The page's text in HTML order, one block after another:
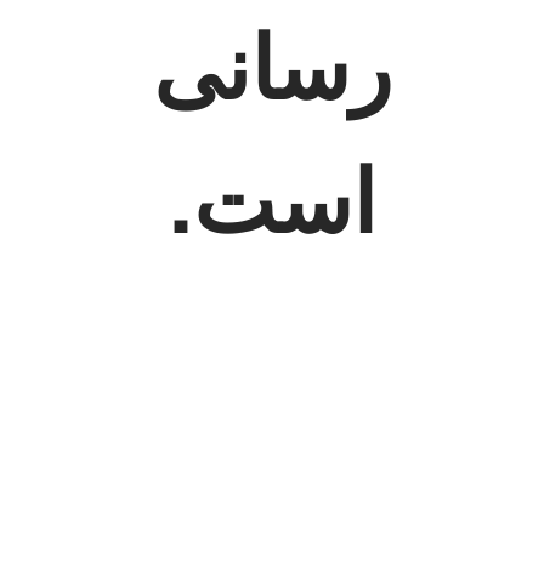
رسانی
است.